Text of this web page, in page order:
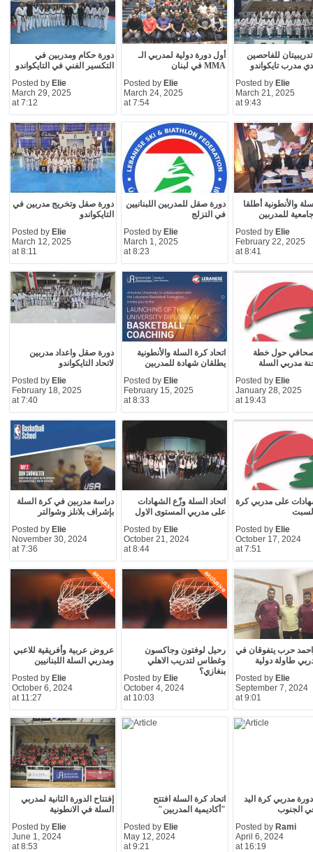
دورة حكام ومدربين في
التكسير الفني في التايكواندو
Posted by Elie
March 29, 2025
at 7:12
أول دورة دولية لمدربي الـ
MMA في لبنان
Posted by Elie
March 24, 2025
at 7:54
للفاحصين
مدرب تايكواندو
Posted by Elie
March 21, 2025
at 9:43
دورة صقل وتخريج مدربين في
التايكواندو
Posted by Elie
March 12, 2025
at 8:11
دورة صقل للمدربين اللبنانيين
في التزلج
Posted by Elie
March 1, 2025
at 8:23
والأنطونية أطلقا
للمدربين
Posted by Elie
February 22, 2025
at 8:41
دورة صقل واعداد مدربين
لاتحاد التايكواندو
Posted by Elie
February 18, 2025
at 7:40
اتحاد كرة السلة والأنطونية
يطلقان شهادة للمدربين
Posted by Elie
February 15, 2025
at 8:33
حول خطة
مدربي السلة
Posted by Elie
January 28, 2025
at 19:43
دراسة مدربين في كرة السلة
بإشراف بلانلز وشوالتر
Posted by Elie
November 30, 2024
at 7:36
اتحاد السلة وزّع الشهادات
على مدربي المستوى الاول
Posted by Elie
October 21, 2024
at 8:44
على مدربي كرة
Posted by Elie
October 17, 2024
at 7:51
عروض عربية وأفريقية للاعبي
ومدربي السلة اللبنانيين
Posted by Elie
October 6, 2024
at 11:27
رحيل لوفتون وجاكسون
وغطاس لتدريب الاهلي
بنغازي؟
Posted by Elie
October 4, 2024
at 10:03
حرب يتفوقان في
طاولة دولية
Posted by Elie
September 7, 2024
at 9:01
إفتتاح الدورة الثانية لمدربي
السلة في الانطونية
Posted by Elie
June 1, 2024
at 8:53
اتحاد كرة السلة افتتح
"أكاديمية المدربين"
Posted by Elie
May 12, 2024
at 9:21
مدربي كرة اليد
في الجنوب
Posted by Rami
April 6, 2024
at 16:19